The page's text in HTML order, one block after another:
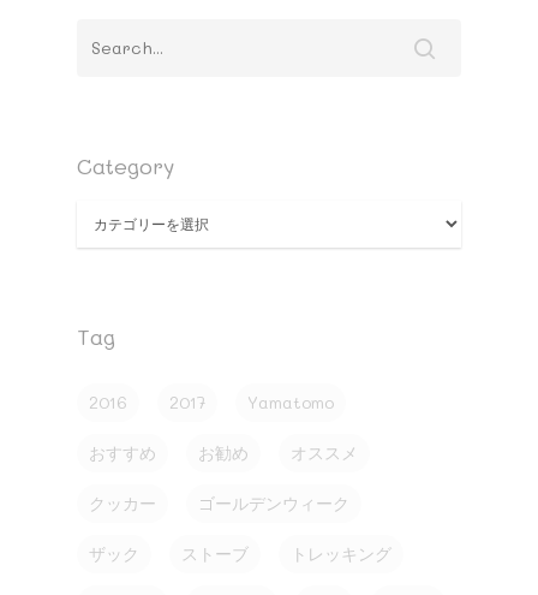
Category
Category
Tag
2016 2017 Yamatomo
おすすめ お勧め オススメ
クッカー ゴールデンウィーク
ザック ストーブ トレッキング